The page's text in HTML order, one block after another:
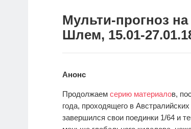
Мульти-прогноз
Шлем, 15.01-
Анонс
Продолжаем серию материалов,
года, проходящего в
завершился свои поединки 1/64 и